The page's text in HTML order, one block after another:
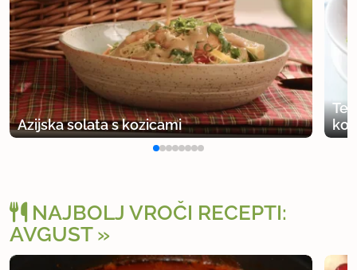
Azijska solata s kozicami
NAJBOLJ VROČI RECEPTI:
AVGUST